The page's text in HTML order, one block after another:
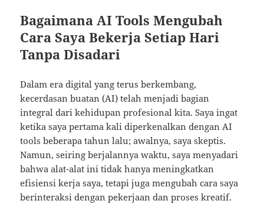
Bagaimana AI Tools Mengubah
Cara Saya Bekerja Setiap Hari
Tanpa Disadari
Dalam era digital yang terus berkembang,
kecerdasan buatan (AI) telah menjadi bagian
integral dari kehidupan profesional kita. Saya ingat
ketika saya pertama kali diperkenalkan dengan AI
tools beberapa tahun lalu; awalnya, saya skeptis.
Namun, seiring berjalannya waktu, saya menyadari
bahwa alat-alat ini tidak hanya meningkatkan
efisiensi kerja saya, tetapi juga mengubah cara saya
berinteraksi dengan pekerjaan dan proses kreatif.